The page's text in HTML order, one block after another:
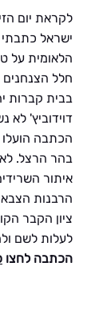
לקראת יום
ישראל
הלאומית על
חלל הצנחנים
בבית קברות
דוידוביץ' לא
הכתבה הועלו
בהר הרצל.
איתור
הרבנות
ציון הקבר
לעלות לשם
הכתבה לחצו